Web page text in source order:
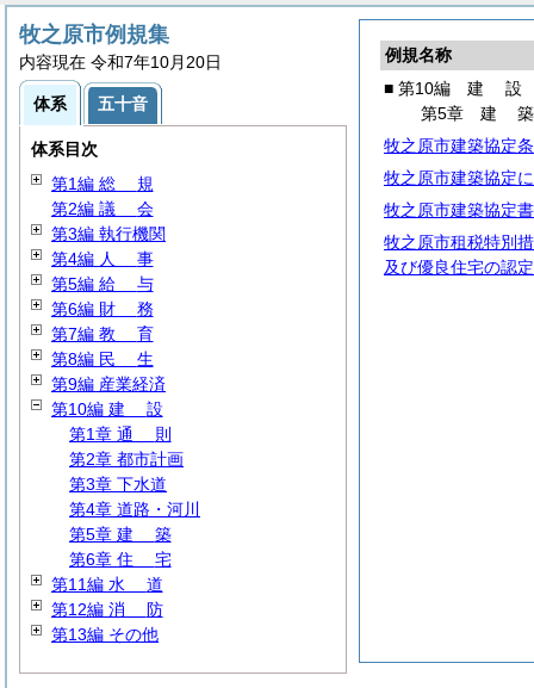
例規名称
■ 第10編 建 設
第5章 建築
牧之原市建築協定
牧之原市建築協定
牧之原市建築協定
牧之原市租税特別
及び優良住宅の認
牧之原市例規集
内容現在 令和7年10月20日
体系 五十音
体系目次
第1編 総 規
第2編 議 会
第3編 執行機関
第4編 人 事
第5編 給 与
第6編 財 務
第7編 教 育
第8編 民 生
第9編 産業経済
第10編 建 設
第1章 通 則
第2章 都市計画
第3章 下水道
第4章 道路・河川
第5章 建 築
第6章 住 宅
第11編 水 道
第12編 消 防
第13編 その他